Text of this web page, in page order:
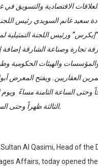
الاقتصادية والتسويق
سعيد غانم السويدي رئيس
ورئيس اللجنة
تجارة وصناعة الشارقة
والهيئات الحكومية
العقاريين. ويفتح المعرض
وحتى الساعة الثامنة مساءً
الثالثة ظهراً وحتى الساعة التاسعة مساءً.
Al Qasimi, Head of
Affairs, today opened